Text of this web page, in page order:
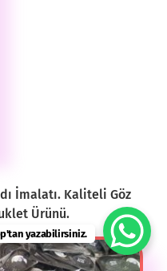
İmalatı. Kaliteli Göz
Ürünü.
yazabilirsiniz.